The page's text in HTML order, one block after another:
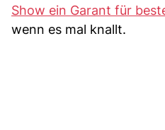
Show ein Garant für
wenn es mal knallt.